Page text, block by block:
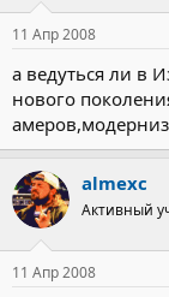
11 Апр 2008
а ведуться ли в
нового
almexc
Активный
11 Апр 2008